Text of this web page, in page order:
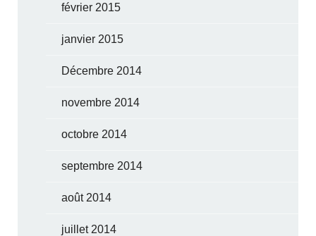
février 2015
janvier 2015
Décembre 2014
novembre 2014
octobre 2014
septembre 2014
août 2014
juillet 2014